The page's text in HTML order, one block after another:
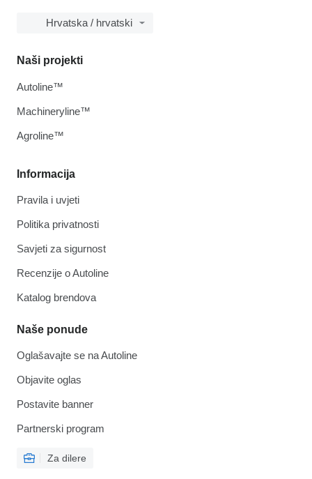
Hrvatska / hrvatski
Informacija
Pravila i uvjeti
Politika privatnosti
Savjeti za sigurnost
Recenzije o Autoline
Katalog brendova
Naše ponude
Oglašavajte se na Autoline
Objavite oglas
Postavite banner
Partnerski program
Za dilere
Naši projekti
Autoline™
Machineryline™
Agroline™